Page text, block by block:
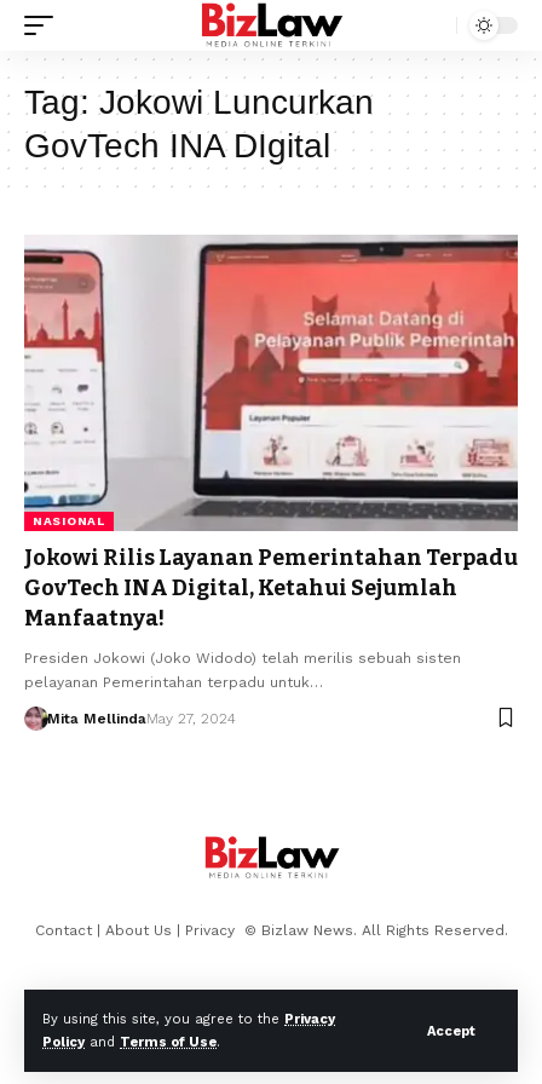
By using this site, you agree to the Privacy
Policyand Terms of Use.
Accept
Tag:Jokowi Luncurkan
GovTech INA DIgital
NASIONAL
Jokowi Rilis Layanan Pemerintahan Terpadu
GovTech INA Digital, Ketahui Sejumlah
Manfaatnya!
Presiden Jokowi (Joko Widodo) telah merilis sebuah sisten
pelayanan Pemerintahan terpadu untuk…
Mita MellindaMay 27, 2024
Contact| About Us | Privacy © Bizlaw News. All Rights Reserved.